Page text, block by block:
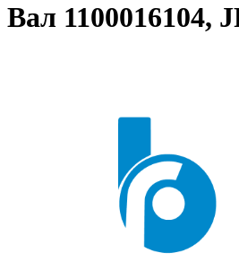
Вал 1100016104,